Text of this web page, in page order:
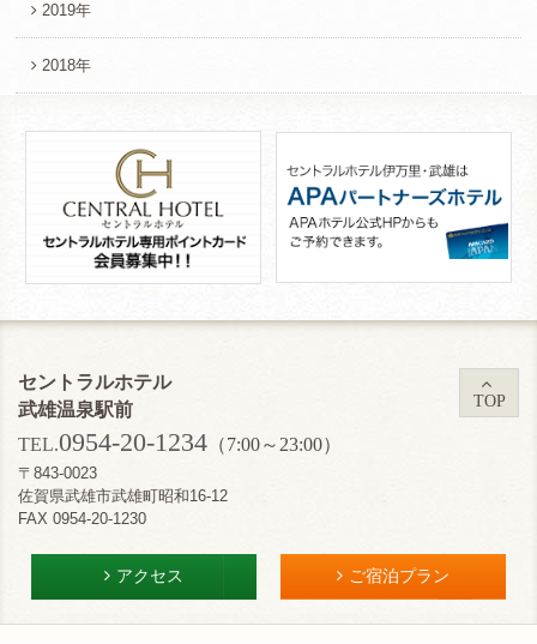
2019年
2018年
セントラルホテル
武雄温泉駅前
TEL.0954-20-1234 （7:00～23:00）
〒843-0023
佐賀県武雄市武雄町昭和16-12
FAX 0954-20-1230
アクセス ご宿泊プラン
TOP